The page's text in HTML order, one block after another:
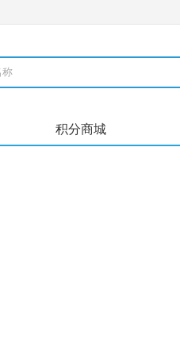
积分商城